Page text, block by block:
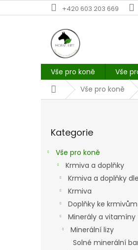
na
+420 603 203 669
Vše pro koně Vše
DomůVše pro koně
kategorie
Kategorie
Vše pro koně
Krmiva a doplňky
Krmiva a doplňky
Krmiva
Doplňky ke krmivům
Minerály a vitamíny
Minerální lizy
Solné minerální